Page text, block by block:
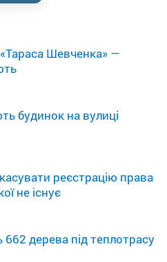
Шевченка» —
будинок на вулиці
реєстрацію права
не існує
дерева під теплотрасу